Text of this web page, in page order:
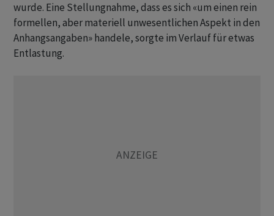
wurde. Eine Stellungnahme, dass es sich «um einen rein
formellen, aber materiell unwesentlichen Aspekt in den
Anhangsangaben» handele, sorgte im Verlauf für etwas
Entlastung.